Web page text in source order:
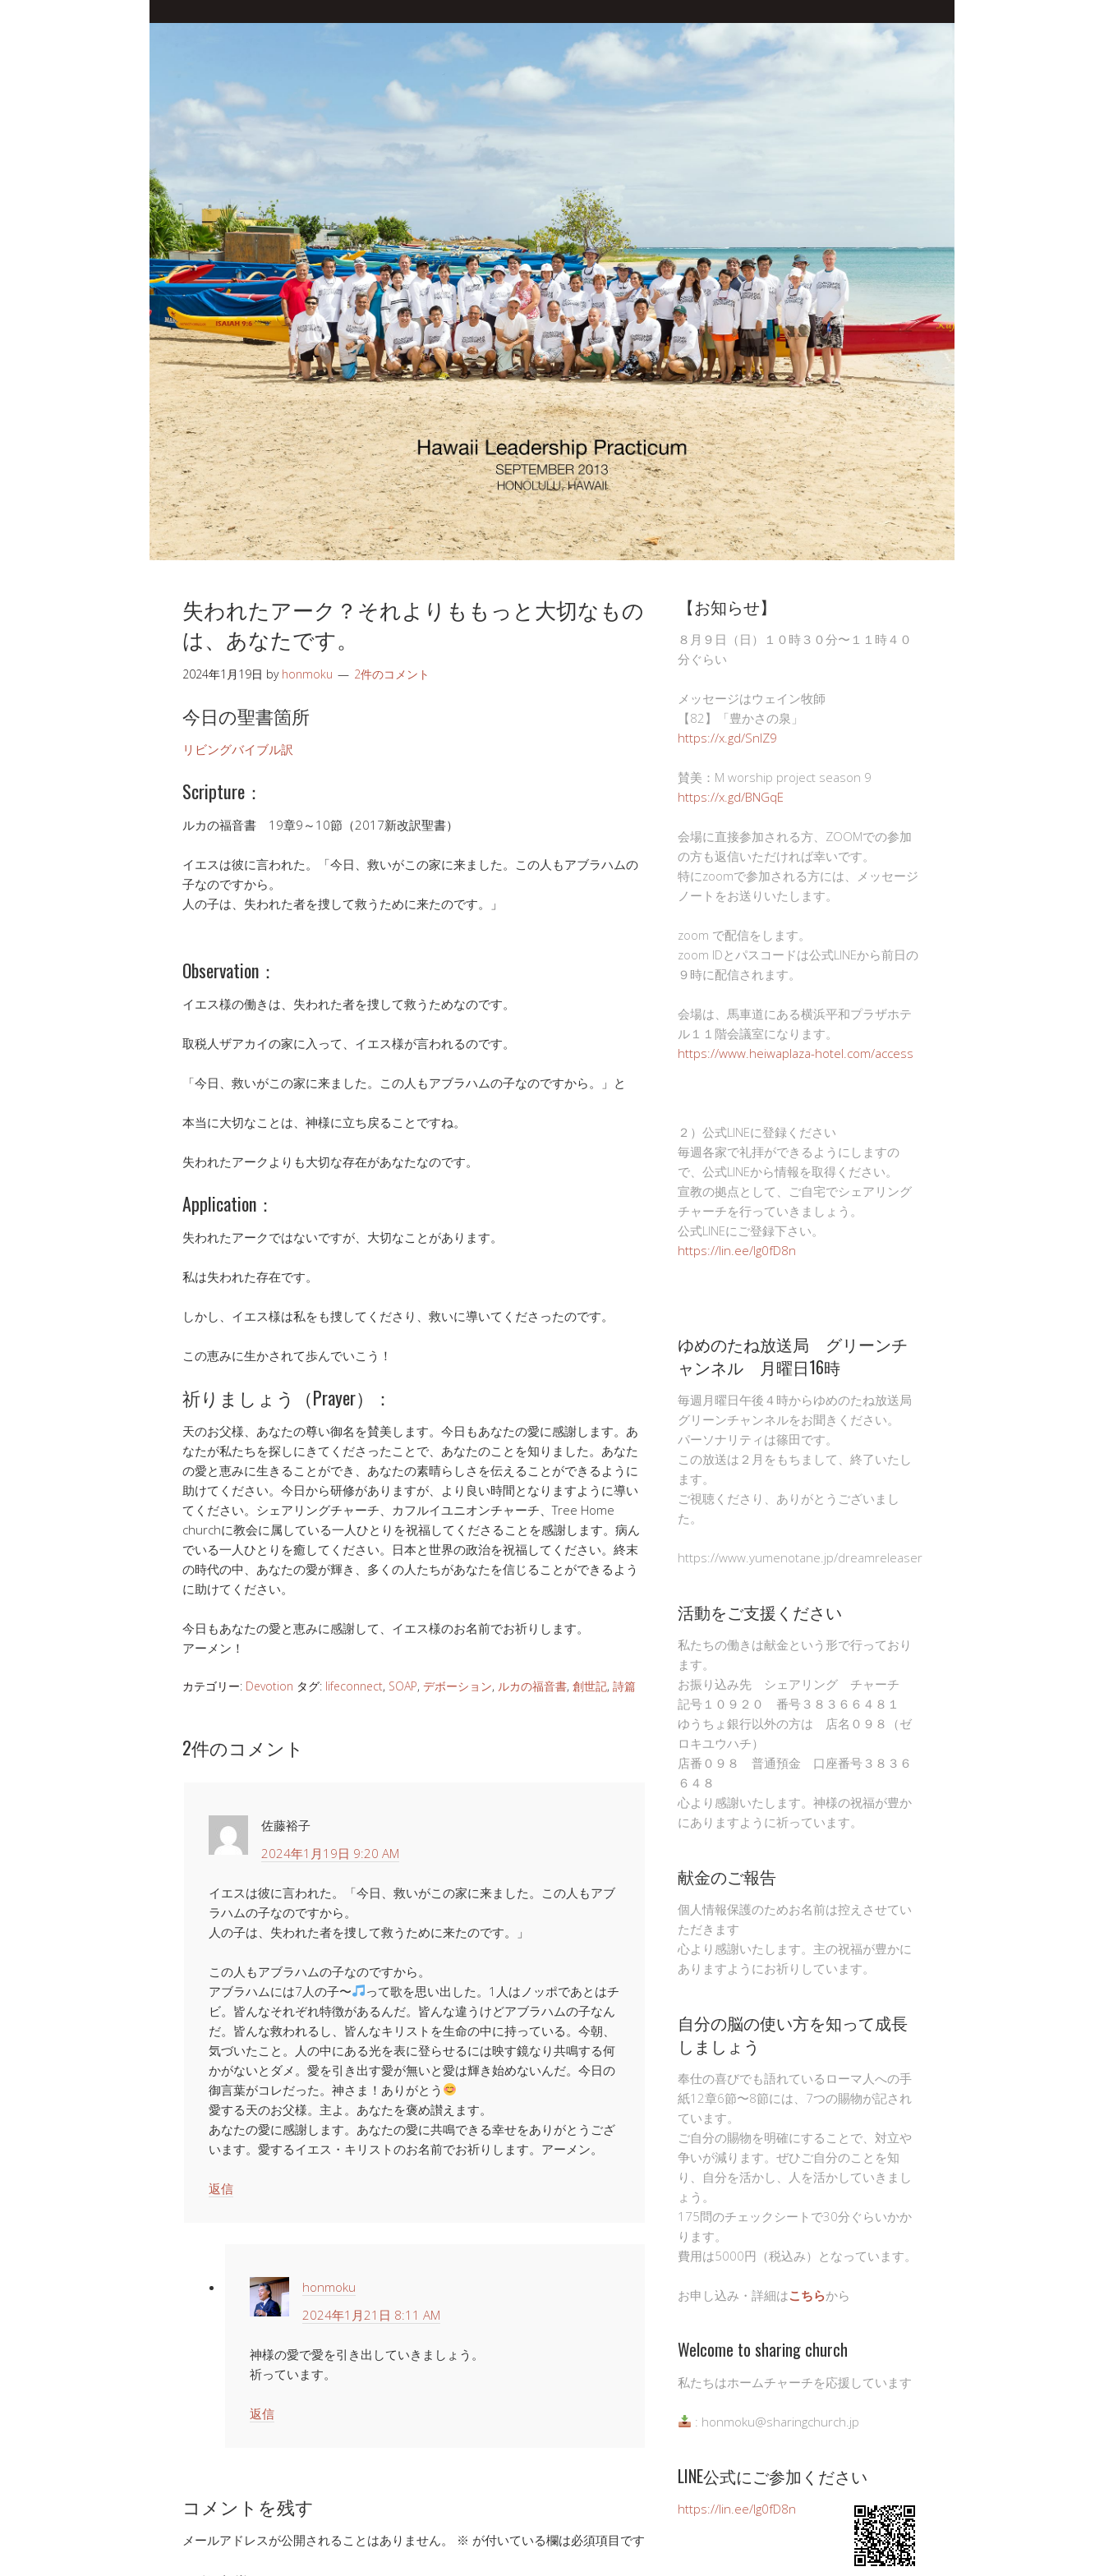
失われたアーク？それよりももっと大切なもの
は、あなたです。
2024年1月19日 by honmoku 2件のコメント
今日の聖書箇所
リビングバイブル訳
Scripture：
ルカの福音書 19章9～10節（2017新改訳聖書）
イエスは彼に言われた。「今日、救いがこの家に来ました。この人もアブラハムの
子なのですから。
人の子は、失われた者を捜して救うために来たのです。」
Observation：
イエス様の働きは、失われた者を捜して救うためなのです。
取税人ザアカイの家に入って、イエス様が言われるのです。
「今日、救いがこの家に来ました。この人もアブラハムの子なのですから。」と
本当に大切なことは、神様に立ち戻ることですね。
失われたアークよりも大切な存在があなたなのです。
Application：
失われたアークではないですが、大切なことがあります。
私は失われた存在です。
しかし、イエス様は私をも捜してくださり、救いに導いてくださったのです。
この恵みに生かされて歩んでいこう！
祈りましょう（Prayer）：
天のお父様、あなたの尊い御名を賛美します。今日もあなたの愛に感謝します。あ
なたが私たちを探しにきてくださったことで、あなたのことを知りました。あなた
の愛と恵みに生きることができ、あなたの素晴らしさを伝えることができるように
助けてください。今日から研修がありますが、より良い時間となりますように導い
てください。シェアリングチャーチ、カフルイユニオンチャーチ、Tree Home
churchに教会に属している一人ひとりを祝福してくださることを感謝します。病ん
でいる一人ひとりを癒してください。日本と世界の政治を祝福してください。終末
の時代の中、あなたの愛が輝き、多くの人たちがあなたを信じることができるよう
に助けてください。
今日もあなたの愛と恵みに感謝して、イエス様のお名前でお祈りします。
アーメン！
カテゴリー: Devotion タグ: lifeconnect, SOAP, デボーション, ルカの福音書, 創世記, 詩篇
2件のコメント
佐藤裕子
2024年1月19日 9:20 AM
イエスは彼に言われた。「今日、救いがこの家に来ました。この人もアブ
ラハムの子なのですから。
人の子は、失われた者を捜して救うために来たのです。」
この人もアブラハムの子なのですから。
アブラハムには7人の子〜
って歌を思い出した。1人はノッポであとはチ
ビ。皆んなそれぞれ特徴があるんだ。皆んな違うけどアブラハムの子なん
だ。皆んな救われるし、皆んなキリストを生命の中に持っている。今朝、
気づいたこと。人の中にある光を表に登らせるには映す鏡なり共鳴する何
かがないとダメ。愛を引き出す愛が無いと愛は輝き始めないんだ。今日の
御言葉がコレだった。神さま！ありがとう
愛する天のお父様。主よ。あなたを褒め讃えます。
あなたの愛に感謝します。あなたの愛に共鳴できる幸せをありがとうござ
います。愛するイエス・キリストのお名前でお祈りします。アーメン。
返信
honmoku
2024年1月21日 8:11 AM
神様の愛で愛を引き出していきましょう。
祈っています。
返信
コメントを残す
メールアドレスが公開されることはありません。 ※ が付いている欄は必須項目です
【お知らせ】
８月９日（日）１０時３０分〜１１時４０
分ぐらい
メッセージはウェイン牧師
【82】「豊かさの泉」
https://x.gd/SnlZ9
賛美：M worship project season 9
https://x.gd/BNGqE
会場に直接参加される方、ZOOMでの参加
の方も返信いただければ幸いです。
特にzoomで参加される方には、メッセージ
ノートをお送りいたします。
zoom で配信をします。
zoom IDとパスコードは公式LINEから前日の
９時に配信されます。
会場は、馬車道にある横浜平和プラザホテ
ル１１階会議室になります。
https://www.heiwaplaza-hotel.com/access
２）公式LINEに登録ください
毎週各家で礼拝ができるようにしますの
で、公式LINEから情報を取得ください。
宣教の拠点として、ご自宅でシェアリング
チャーチを行っていきましょう。
公式LINEにご登録下さい。
https://lin.ee/Ig0fD8n
ゆめのたね放送局 グリーンチ
ャンネル 月曜日16時
毎週月曜日午後４時からゆめのたね放送局
グリーンチャンネルをお聞きください。
パーソナリティは篠田です。
この放送は２月をもちまして、終了いたし
ます。
ご視聴くださり、ありがとうございまし
た。
https://www.yumenotane.jp/dreamreleaser
活動をご支援ください
私たちの働きは献金という形で行っており
ます。
お振り込み先 シェアリング チャーチ
記号１０９２０ 番号３８３６６４８１
ゆうちょ銀行以外の方は 店名０９８（ゼ
ロキユウハチ）
店番０９８ 普通預金 口座番号３８３６
６４８
心より感謝いたします。神様の祝福が豊か
にありますように祈っています。
献金のご報告
個人情報保護のためお名前は控えさせてい
ただきます
心より感謝いたします。主の祝福が豊かに
ありますようにお祈りしています。
自分の脳の使い方を知って成長
しましょう
奉仕の喜びでも語れているローマ人への手
紙12章6節〜8節には、7つの賜物が記され
ています。
ご自分の賜物を明確にすることで、対立や
争いが減ります。ぜひご自分のことを知
り、自分を活かし、人を活かしていきまし
ょう。
175問のチェックシートで30分ぐらいかか
ります。
費用は5000円（税込み）となっています。
お申し込み・詳細はこちらから
Welcome to sharing church
私たちはホームチャーチを応援しています
: honmoku@sharingchurch.jp
LINE公式にご参加ください
https://lin.ee/Ig0fD8n